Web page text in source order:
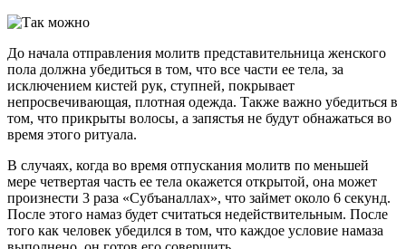
До начала отправления молитв представительница женского
пола должна убедиться в том, что все части ее тела, за
исключением кистей рук, ступней, покрывает
непросвечивающая, плотная одежда. Также важно убедиться в
том, что прикрыты волосы, а запястья не будут обнажаться во
время этого ритуала.
В случаях, когда во время отпускания молитв по меньшей
мере четвертая часть ее тела окажется открытой, она может
произнести 3 раза «Субъаналлах», что займет около 6 секунд.
После этого намаз будет считаться недействительным. После
того как человек убедился в том, что каждое условие намаза